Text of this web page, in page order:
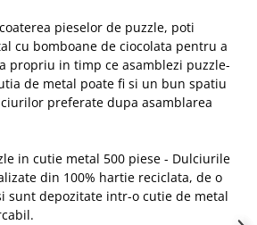
pieselor de puzzle, poti
cu bomboane de ciocolata pentru a
propriu in timp ce asamblezi puzzle-
de metal poate fi si un bun spatiu
preferate dupa asamblarea
in cutie metal 500 piese - Dulciurile
din 100% hartie reciclata, de o
sunt depozitate intr-o cutie de metal